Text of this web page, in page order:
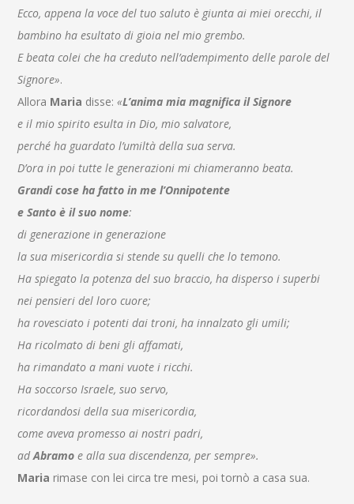
Ecco, appena la voce del tuo saluto è giunta ai miei orecchi, il
bambino ha esultato di gioia nel mio grembo.
E beata colei che ha creduto nell’adempimento delle parole del
Signore».
Allora Maria disse:«L’anima mia magnifica il Signore
e il mio spirito esulta in Dio, mio salvatore,
perché ha guardato l’umiltà della sua serva.
D’ora in poi tutte le generazioni mi chiameranno beata.
Grandi cose ha fatto in me l’Onnipotente
e Santo è il suo nome:
di generazione in generazione
la sua misericordia si stende su quelli che lo temono.
Ha spiegato la potenza del suo braccio, ha disperso i superbi
nei pensieri del loro cuore;
ha rovesciato i potenti dai troni, ha innalzato gli umili;
Ha ricolmato di beni gli affamati,
ha rimandato a mani vuote i ricchi.
Ha soccorso Israele, suo servo,
ricordandosi della sua misericordia,
come aveva promesso ai nostri padri,
adAbramo e alla sua discendenza, per sempre».
Maria rimase con lei circa tre mesi, poi tornò a casa sua.